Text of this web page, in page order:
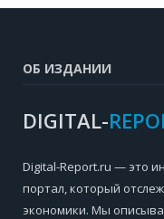
ОБ ИЗДАНИИ
DIGITAL-
Digital-Report.ru — это
портал, который
экономики. Мы